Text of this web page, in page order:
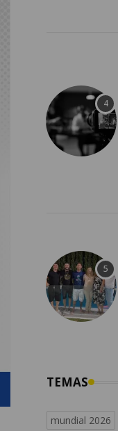
TEMAS
mundial 2026